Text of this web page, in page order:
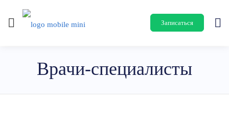
Записаться
Врачи-специалисты